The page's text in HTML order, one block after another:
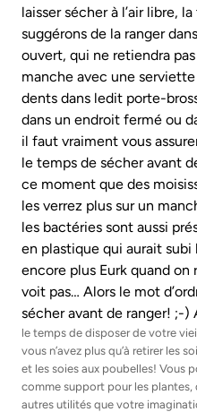
laisser sécher à l’air libre,
suggérons de la ranger
ouvert, qui ne retiendra pas
manche avec une
dents dans ledit porte-
dans un endroit fermé ou
il faut vraiment vous
le temps de sécher avant
ce moment que des
les verrez plus sur un
les bactéries sont aussi
en plastique qui aurait
encore plus Eurk quand on
voit pas… Alors le mot
sécher avant de ranger! ;-)
le temps de disposer de votre
vous n’avez plus qu’à retirer les
et les soies aux poubelles! Vous
comme support pour les
autres utilités que votre